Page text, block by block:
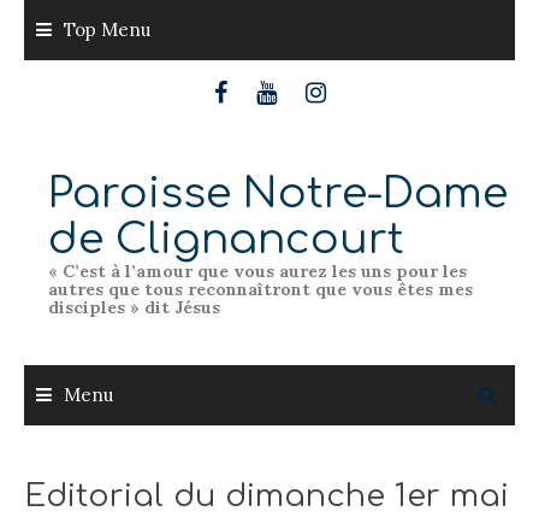
content
Top Menu
Paroisse Notre-Dame
de Clignancourt
« C’est à l’amour que vous aurez les uns pour les
autres que tous reconnaîtront que vous êtes mes
disciples » dit Jésus
Menu
Editorial du dimanche 1er mai